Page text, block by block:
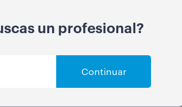
un profesional?
Continuar